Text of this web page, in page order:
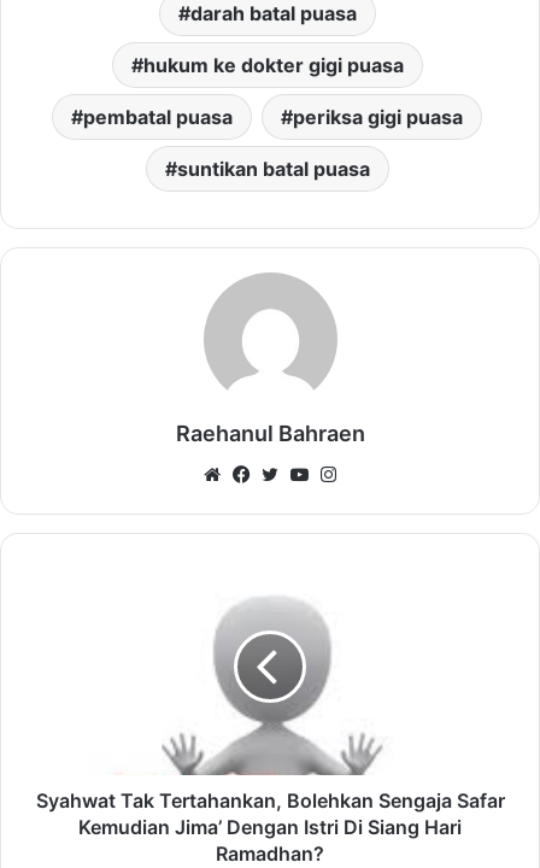
darah batal puasa
hukum ke dokter gigi puasa
pembatal puasa periksa gigi puasa
suntikan batal puasa
Raehanul Bahraen
WebsiteFacebook
TwitterYouTube
Syahwat Tak Tertahankan, Bolehkan Sengaja Safar
Kemudian Jima’ Dengan Istri Di Siang Hari
Ramadhan?